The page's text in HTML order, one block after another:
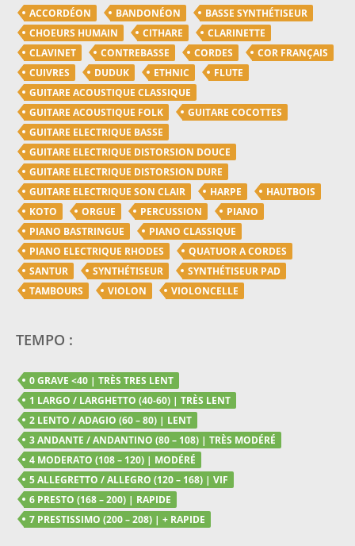
ACCORDÉON BANDONÉON
BASSE SYNTHÉTISEUR
CHOEURS HUMAIN
CITHARE
CLARINETTE
CLAVINET
CONTREBASSE CORDES
COR FRANÇAIS
CUIVRES
DUDUK ETHNIC
FLUTE
GUITARE ACOUSTIQUE CLASSIQUE
GUITARE ACOUSTIQUE FOLK
GUITARE COCOTTES
GUITARE ELECTRIQUE BASSE
GUITARE ELECTRIQUE DISTORSION DOUCE
GUITARE ELECTRIQUE DISTORSION DURE
GUITARE ELECTRIQUE SON CLAIR
HARPE
HAUTBOIS
KOTO
ORGUE PERCUSSION
PIANO
PIANO BASTRINGUE
PIANO CLASSIQUE
PIANO ELECTRIQUE RHODES
QUATUOR A CORDES
SANTUR
SYNTHÉTISEUR
SYNTHÉTISEUR PAD
TAMBOURS
VIOLON VIOLONCELLE
TEMPO :
0 GRAVE <40 | TRÈS TRES LENT
1 LARGO / LARGHETTO (40-60) | TRÈS LENT
2 LENTO / ADAGIO (60 – 80) | LENT
3 ANDANTE / ANDANTINO (80 – 108) | TRÈS MODÉRÉ
4 MODERATO (108 – 120) | MODÉRÉ
5 ALLEGRETTO / ALLEGRO (120 – 168) | VIF
6 PRESTO (168 – 200) | RAPIDE
7 PRESTISSIMO (200 – 208) | + RAPIDE